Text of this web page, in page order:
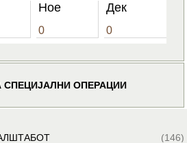
Ное
0
Дек
0
СПЕЦИЈАЛНИ ОПЕРАЦИИ
(146)